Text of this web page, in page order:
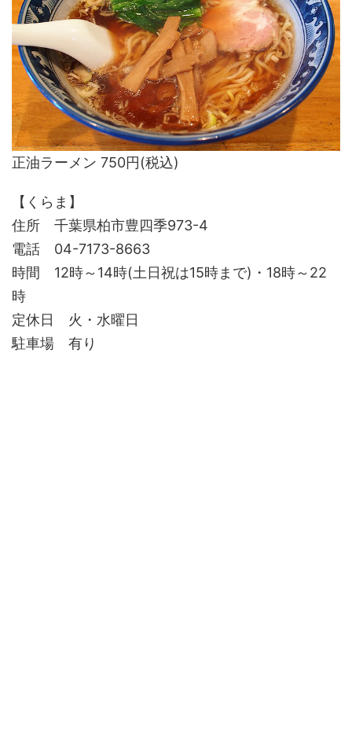
正油ラーメン 750円(税込)
【くらま】
住所 千葉県柏市豊四季973-4
電話 04-7173-8663
時間 12時～14時(土日祝は15時まで)・18時～22
時
定休日 火・水曜日
駐車場 有り